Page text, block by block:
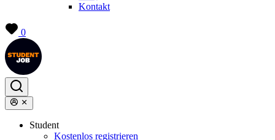
Kontakt
0
Student
Kostenlos registrieren